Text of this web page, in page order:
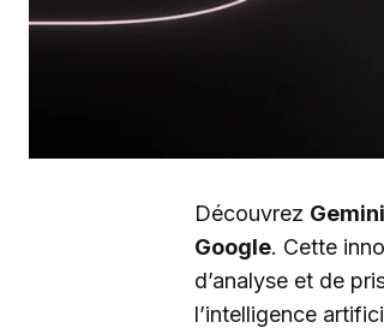
Découvrez
Google. Cette
d’analyse et de
l’intelligence